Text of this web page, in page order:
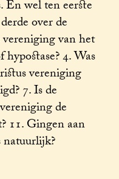
En wel ten eerste
over de
van het
4. Was
vereniging
7. Is de
de
11. Gingen aan
natuurlijk?